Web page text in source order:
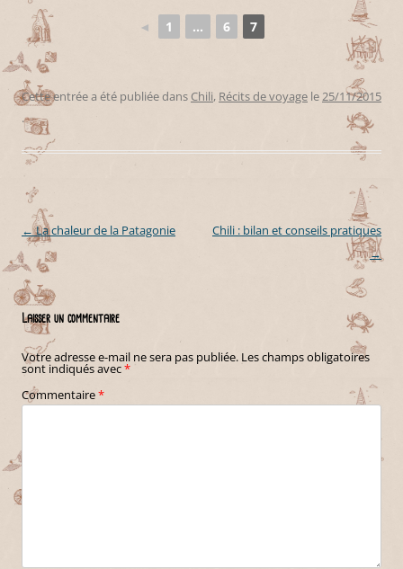
◄ 1 ... 6 7
Cette entrée a été publiée dans Chili, Récits de voyage le25/11/2015
.
Navigation des articles
←La chaleur de la Patagonie
Chili : bilan et conseils pratiques
→
Laisser un commentaire
Votre adresse e-mail ne sera pas publiée. Les champs obligatoires
sont indiqués avec*
Commentaire*